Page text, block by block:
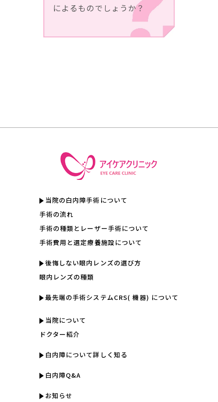
によるものでしょうか？
当院の白内障手術について
手術の流れ
手術の種類とレーザー手術について
手術費用と選定療養施設について
後悔しない眼内レンズの選び方
眼内レンズの種類
最先端の手術システムCRS( 機器) について
当院について
ドクター紹介
白内障について詳しく知る
白内障Q&A
お知らせ